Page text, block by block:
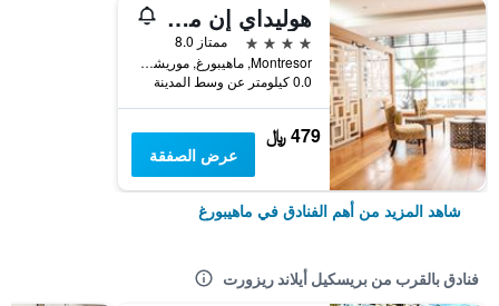
هوليداي إن موريشيوس مون تريزور باي آيتش جي
4 نجوم
ممتاز 8.0
Montresor, ماهيبورغ, موريشيوس
0.0 كيلومتر عن وسط المدينة
479 ﷼
عرض الصفقة
شاهد المزيد من أهم الفنادق في ماهيبورغ
فنادق بالقرب من بريسكيل أيلاند ريزورت